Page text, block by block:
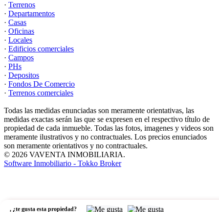
, ¿te gusta esta propiedad?
· Terrenos
· Departamentos
· Casas
· Oficinas
· Locales
· Edificios comerciales
· Campos
· PHs
· Depositos
· Fondos De Comercio
· Terrenos comerciales
Todas las medidas enunciadas son meramente orientativas, las
medidas exactas serán las que se expresen en el respectivo título de
propiedad de cada inmueble. Todas las fotos, imagenes y videos son
meramente ilustrativos y no contractuales. Los precios enunciados
son meramente orientativos y no contractuales.
© 2026 VAVENTA INMOBILIARIA.
Software Inmobiliario - Tokko Broker